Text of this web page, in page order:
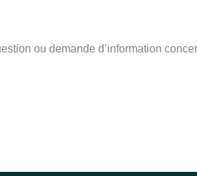
ou demande d’information